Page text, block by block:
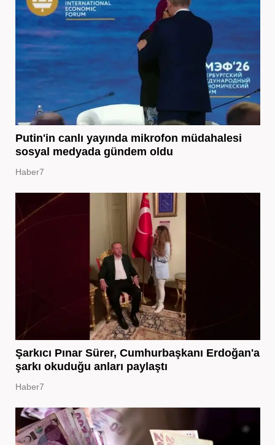
Putin'in canlı yayında mikrofon müdahalesi
sosyal medyada gündem oldu
Haber7
Şarkıcı Pınar Sürer, Cumhurbaşkanı Erdoğan'a
şarkı okuduğu anları paylaştı
Haber7